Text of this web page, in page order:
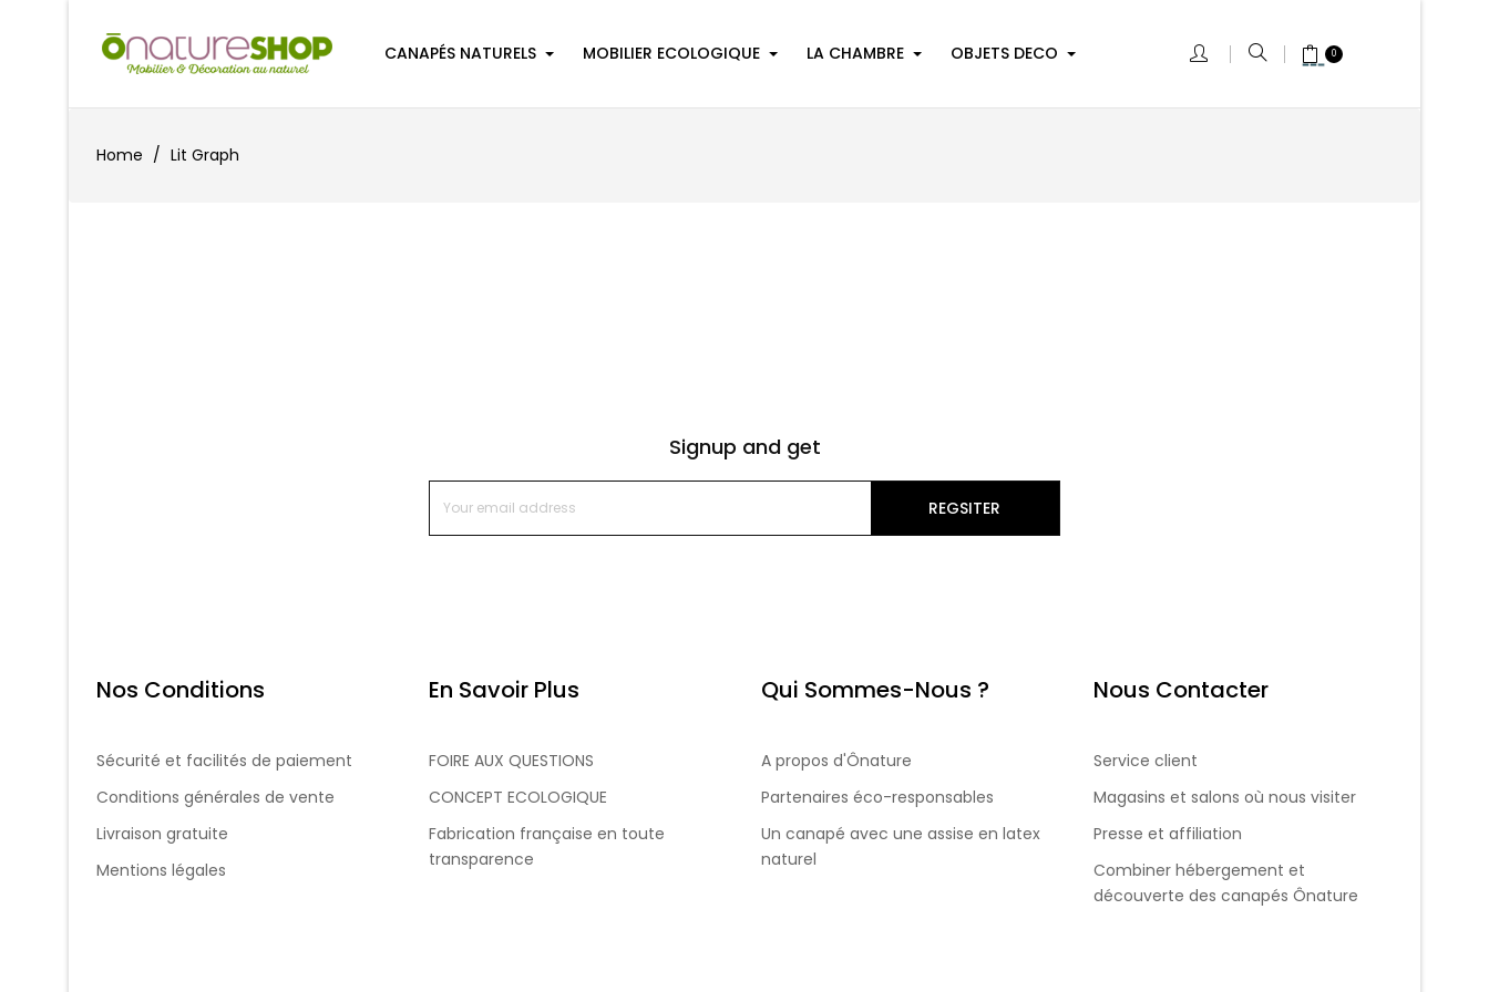
CANAPÉS NATURELS MOBILIER ECOLOGIQUE LA CHAMBRE OBJETS DECO 0
Home Lit Graph
Signup and get
REGSITER
Nos Conditions
Sécurité et facilités de paiement
Conditions générales de vente
Livraison gratuite
Mentions légales
En Savoir Plus
FOIRE AUX QUESTIONS
CONCEPT ECOLOGIQUE
Fabrication française en toute
transparence
Qui Sommes-Nous ?
A propos d'Ônature
Partenaires éco-responsables
Un canapé avec une assise en latex
naturel
Nous Contacter
Service client
Magasins et salons où nous visiter
Presse et affiliation
Combiner hébergement et
découverte des canapés Ônature